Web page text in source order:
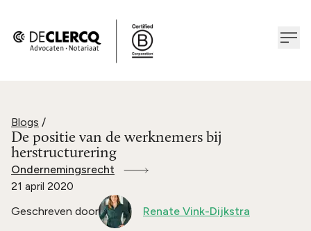
Blogs /
De positie van de werknemers bij
herstructurering
Ondernemingsrecht
21 april 2020
Geschreven door
Renate Vink-Dijkstra